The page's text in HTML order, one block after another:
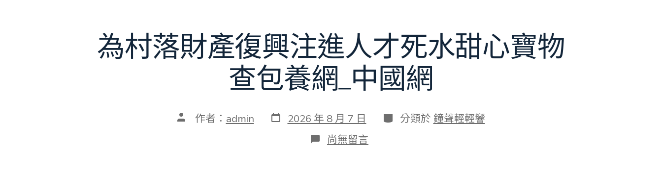
為村落財產復興注進人才死水甜心寶物
查包養網_中國網
文 作者： admin 發
表
2026 年 8 月 7 日 分
類
分類於 鐘聲輕輕響
在
〈為
尚無留言